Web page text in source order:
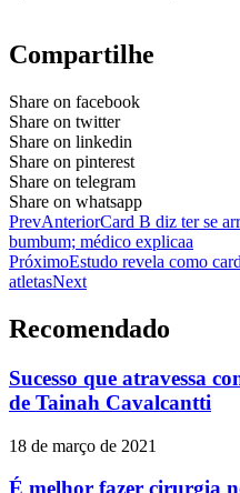
Compartilhe
Share on facebook
Share on twitter
Share on linkedin
Share on pinterest
Share on telegram
Share on whatsapp
PrevAnteriorCard B diz ter se
bumbum; médico explicaa
PróximoEstudo revela como
atletasNext
Recomendado
Sucesso que atravessa
de Tainah Cavalcantti
18 de março de 2021